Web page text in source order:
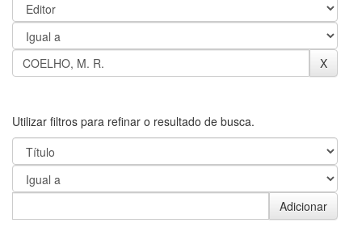
Utilizar filtros para refinar o resultado de busca.